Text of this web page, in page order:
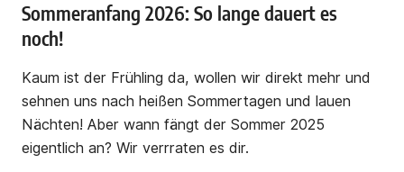
Sommeranfang 2026: So lange dauert es
noch!
Kaum ist der Frühling da, wollen wir direkt mehr und
sehnen uns nach heißen Sommertagen und lauen
Nächten! Aber wann fängt der Sommer 2025
eigentlich an? Wir verrraten es dir.